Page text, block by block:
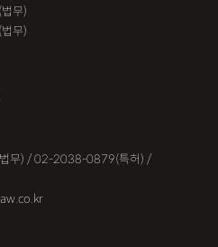
무)
무)
무) / 02-2038-0879(특허) /